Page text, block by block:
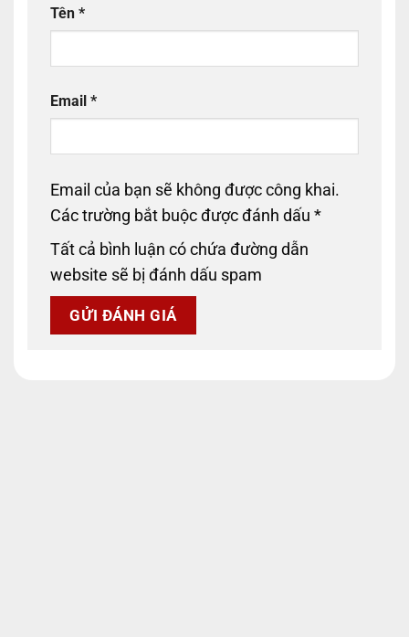
Tên *
Email *
Email của bạn sẽ không được công khai.
Các trường bắt buộc được đánh dấu *
Tất cả bình luận có chứa đường dẫn
website sẽ bị đánh dấu spam